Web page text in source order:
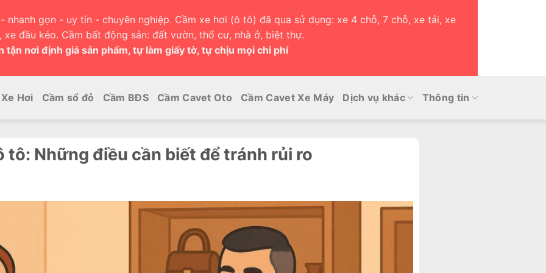
nhanh gọn - uy tín - chuyên nghiệp. Cầm xe hơi (ô tô) đã qua sử dụng: xe 4 chỗ, 7 chỗ, xe tải, xe
xe đầu kéo. Cầm bất động sản: đất vườn, thổ cư, nhà ở, biệt thự.
tận nơi định giá sản phẩm, tự làm giấy tờ, tự chịu mọi chi phí
Hơi Cầm sổ đỏ Cầm BĐS Cầm Cavet Oto Cầm Cavet Xe Máy Dịch vụ khác Thông tin
tô: Những điều cần biết để tránh rủi ro